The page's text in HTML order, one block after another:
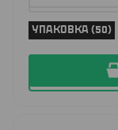
УПАКОВКА (50)